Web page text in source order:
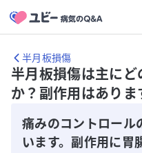
半月板損傷
半月板損傷は主に
か？副作用はありま
痛みのコントロール
います。副作用に胃